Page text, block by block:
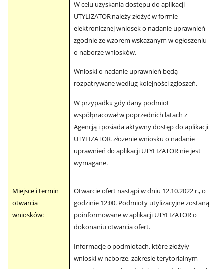
W celu uzyskania dostępu do aplikacji
UTYLIZATOR należy złożyć w formie
elektronicznej wniosek o nadanie uprawnień
zgodnie ze wzorem wskazanym w ogłoszeniu
o naborze wniosków.
Wnioski o nadanie uprawnień będą
rozpatrywane według kolejności zgłoszeń.
W przypadku gdy dany podmiot
współpracował w poprzednich latach z
Agencją i posiada aktywny dostęp do aplikacji
UTYLIZATOR, złożenie wniosku o nadanie
uprawnień do aplikacji UTYLIZATOR nie jest
wymagane.
Miejsce i termin
otwarcia
wniosków:
Otwarcie ofert nastąpi w dniu 12.10.2022 r., o
godzinie 12:00. Podmioty utylizacyjne zostaną
poinformowane w aplikacji UTYLIZATOR o
dokonaniu otwarcia ofert.
Informacje o podmiotach, które złożyły
wnioski w naborze, zakresie terytorialnym